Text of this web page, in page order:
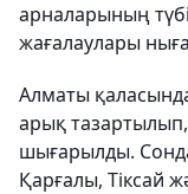
арналарының түбі
жағалаулары
Алматы
арық
шығарылды.
Қарғалы, Тіксай